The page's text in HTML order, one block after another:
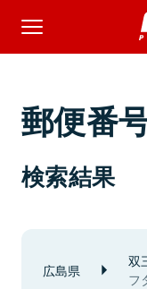
郵便番
検索結果
広島県 双
フ